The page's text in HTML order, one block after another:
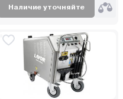
Наличие уточняйте